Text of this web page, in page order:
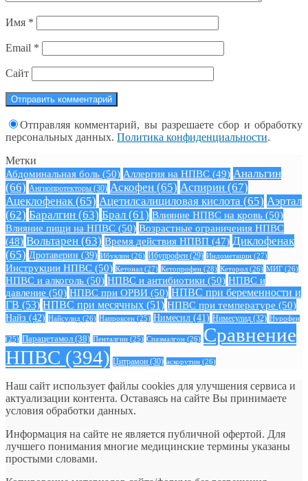
Имя *
Email *
Сайт
Отправляя комментарий, вы разрешаете сбор и обработку
персональных данных. Политика конфиденциальности.
Метки
Абдоминальная боль (50) Аллергия на НПВС (49) Анальгин
(66) Ангиопротекторы (30) Аскофен (65) Аспирин (67)
Ацеклофенак (65) Ацетилсалициловая кислота (65) Аэртал
(62) Баралгин (63) Брал (61) Влияние НПВС на кровь (50)
Влияние пищи на НПВС (50) Возрастные ограничения НПВС
(48) Вольтарен (63) Время действия НПВП (47) Диклофенак
(65) Дротаверин (39) Ибуклин (26) Ибупрофен (29) Индометацин (27)
Инструкции НПВС (50) Кетонал (27) Кетопрофен (28) Кеторол (26) МИГ (26)
НПВС и алкоголь (50) НПВС и антибиотики (50) НПВС и
давление (50) НПВС при ОРВИ (50) НПВС при беременности и
ГВ (53) НПВС при месячных (51) НПВС при температуре (50)
Найз (42) Найсулид (26) Напроксен (25) Нимесил (41) Нимесулид (32) Нурофен
(25) Парацетамол (38) Пенталгин (25) Спазмалгон (26) Сравнение
НПВС (394) Цитрамон (30) аскорутин (26)
Наш сайт использует файлы cookies для улучшения сервиса и
актуализации контента. Оставаясь на сайте Вы принимаете
условия обработки данных.
Информация на сайте не является публичной офертой. Для
лучшего понимания многие медицинские термины указаны
простыми словами.